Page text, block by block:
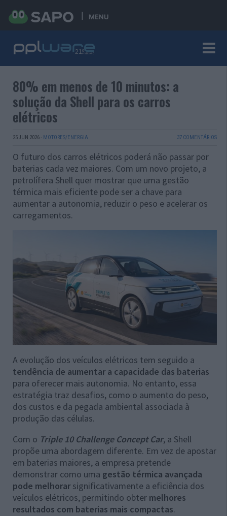
MENU
80% em menos de 10 minutos: a
solução da Shell para os carros
elétricos
25 JUN 2026 · MOTORES/ENERGIA 37 COMENTÁRIOS
O futuro dos carros elétricos poderá não passar por
baterias cada vez maiores. Com um novo projeto, a
petrolífera Shell quer mostrar que uma gestão
térmica mais eficiente pode ser a chave para
aumentar a autonomia, reduzir o peso e acelerar os
carregamentos.
A evolução dos veículos elétricos tem seguido a
tendência de aumentar a capacidade das baterias
para oferecer mais autonomia. No entanto, essa
estratégia traz desafios, como o aumento do peso,
dos custos e da pegada ambiental associada à
produção das células.
Com o Triple 10 Challenge Concept Car, a Shell
propõe uma abordagem diferente. Em vez de apostar
em baterias maiores, a empresa pretende
demonstrar como uma gestão térmica avançada
pode melhorar significativamente a eficiência dos
veículos elétricos, permitindo obter melhores
resultados com baterias mais compactas.